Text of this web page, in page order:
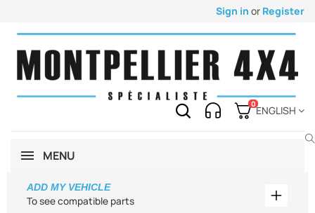
Sign in or Register
0
ENGLISH
MENU
To see compatible parts
ADD MY VEHICLE
Add